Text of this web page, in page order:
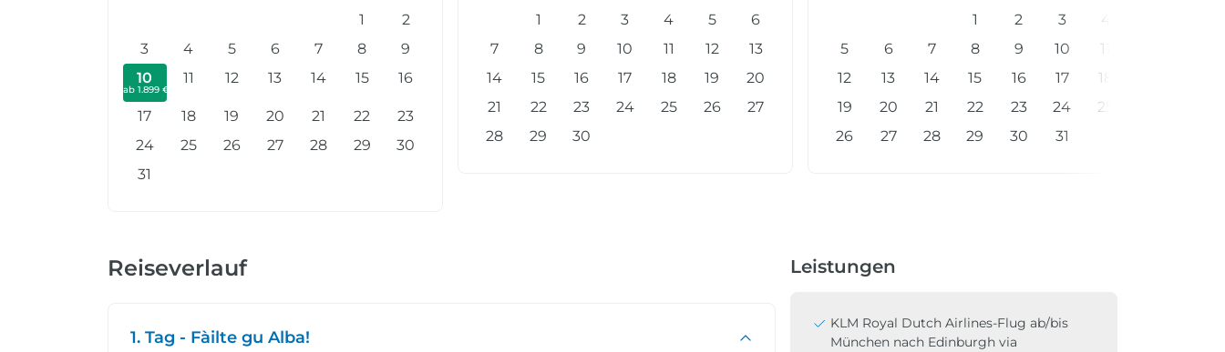
1
2
3
4 5 6 7 8
9
10
ab 1.899 €
11 12 13 14 15 16
17 18 19 20 21 22
23
24
25 26 27 28 29
30
31
1 2 3 4 5
6
7
8 9 10 11 12
13
14
15 16 17 18 19
20
21
22 23 24 25 26
27
28
29 30
1 2 3
4
5
6 7 8 9 10
11
12
13 14 15 16 17
18
19
20 21 22 23 24
25
26
27 28 29 30 31
Reiseverlauf
1. Tag - Fàilte gu Alba!
Leistungen
KLM Royal Dutch Airlines-Flug ab/bis
München nach Edinburgh via